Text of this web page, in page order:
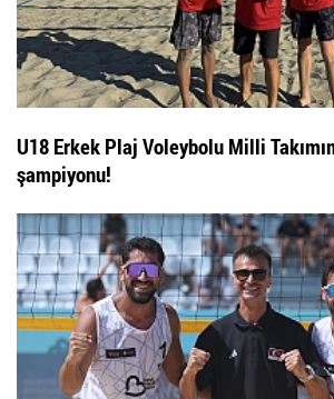
U18 Erkek Plaj Voleybolu Milli
şampiyonu!